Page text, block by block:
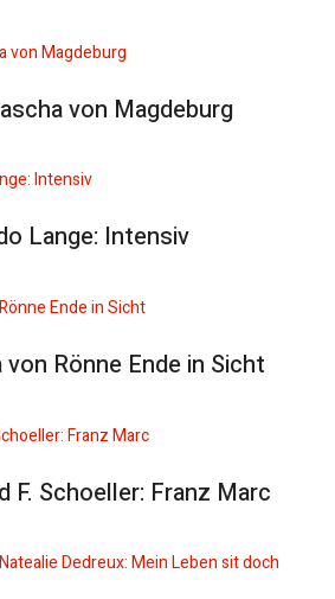
von Magdeburg
Lange: Intensiv
Rönne Ende in Sicht
F. Schoeller: Franz Marc